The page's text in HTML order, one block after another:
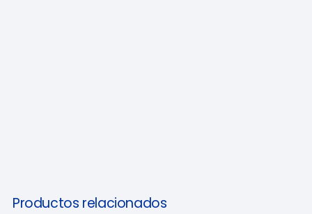
Productos relacionados